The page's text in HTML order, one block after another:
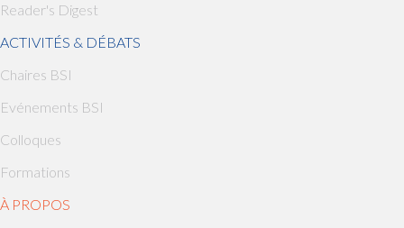
Reader's Digest
ACTIVITÉS & DÉBATS
Chaires BSI
Evénements BSI
Colloques
Formations
À PROPOS